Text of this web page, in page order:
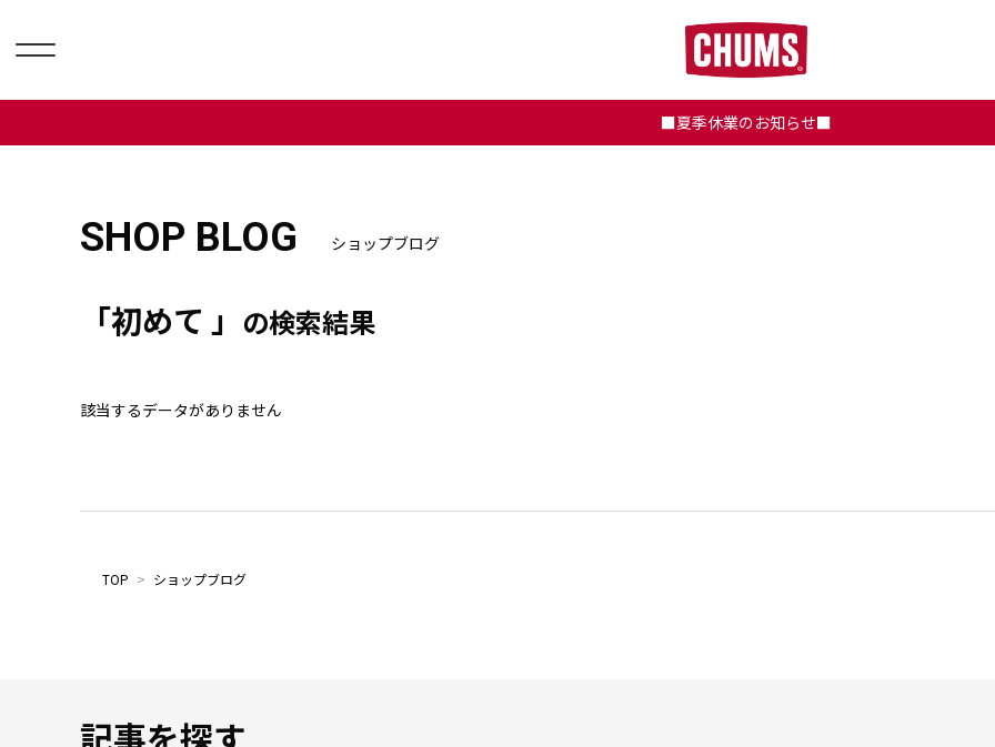
■夏季休業のお知らせ■
SHOP BLOG ショップブログ
「初めて 」 の検索結果
該当するデータがありません
TOP > ショップブログ
記事を探す